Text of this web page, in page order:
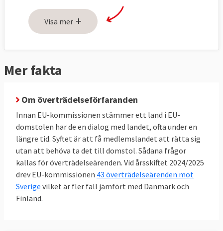
vunnit 13 rättegångar och förlorat 38
processer i EU-domstolen. I tre fall
förlorade Sverige delvis och en tvist blev
EU-kommissionen mot Sverige 36 – 11
haft två delvisa förluster och förlorat 36
gånger i domstolsprocesserna med EU-
kommissionen om vad som är rätt eller fel
enligt EU-reglerna.
17 av Sveriges förluster i EU-domstolen
beror på att Sverige inte i tid genomfört de
EU-lagar som svenska ministrar varit med
och beslutat om. Andra frågor man har
Visa mer +
Mer fakta
Om överträdelseförfaranden
Innan EU-kommissionen stämmer ett land i EU-
domstolen har de en dialog med landet, ofta under en
längre tid. Syftet är att få medlemslandet att rätta sig
utan att behöva ta det till domstol. Sådana frågor
kallas för överträdelseärenden. Vid årsskiftet 2024/2025
drev EU-kommissionen 43 överträdelseärenden mot
Sverige vilket är fler fall jämfört med Danmark och
Finland.